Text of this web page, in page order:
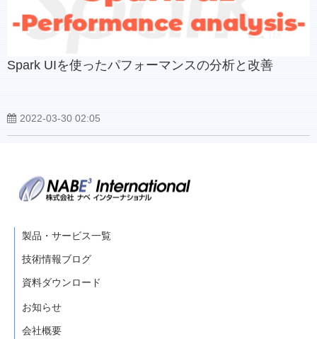
Spark UIを使ったパフォーマンスの分析と改善
2022-03-30 02:05
製品・サービス一覧
技術情報ブログ
資料ダウンロード
お知らせ
会社概要